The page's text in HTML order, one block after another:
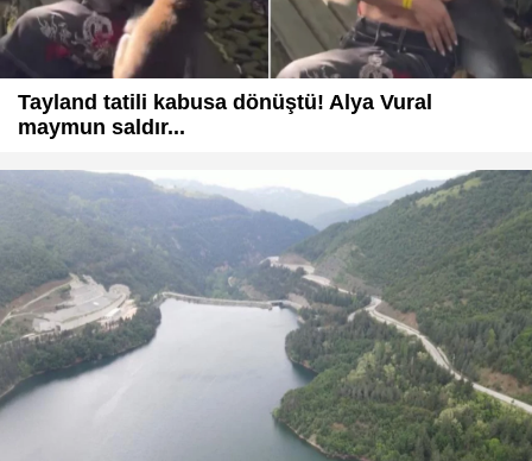
Tayland tatili kabusa dönüştü! Alya Vural
maymun saldır...